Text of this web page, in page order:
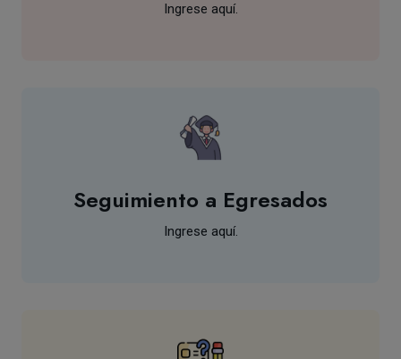
Ingrese aquí.
Seguimiento a Egresados
Ingrese aquí.